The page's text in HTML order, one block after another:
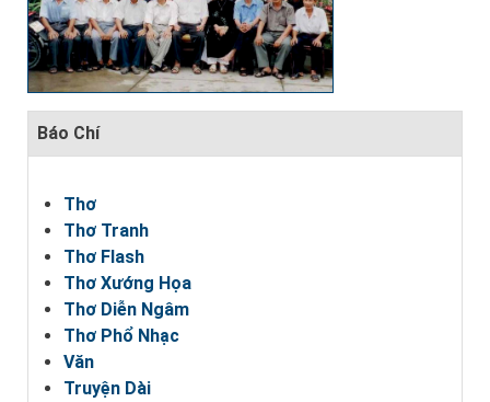
Báo Chí
Thơ
Thơ Tranh
Thơ Flash
Thơ Xướng Họa
Thơ Diễn Ngâm
Thơ Phổ Nhạc
Văn
Truyện Dài